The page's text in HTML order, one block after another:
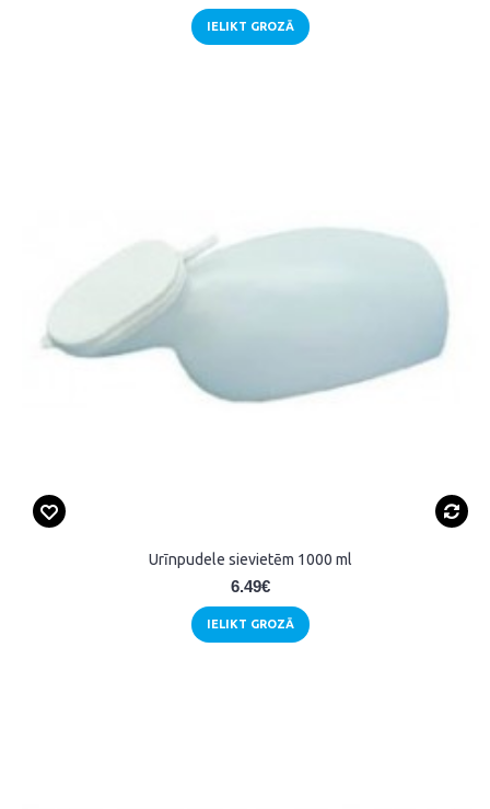
IELIKT GROZĀ
Urīnpudele sievietēm 1000 ml
6.49€
IELIKT GROZĀ